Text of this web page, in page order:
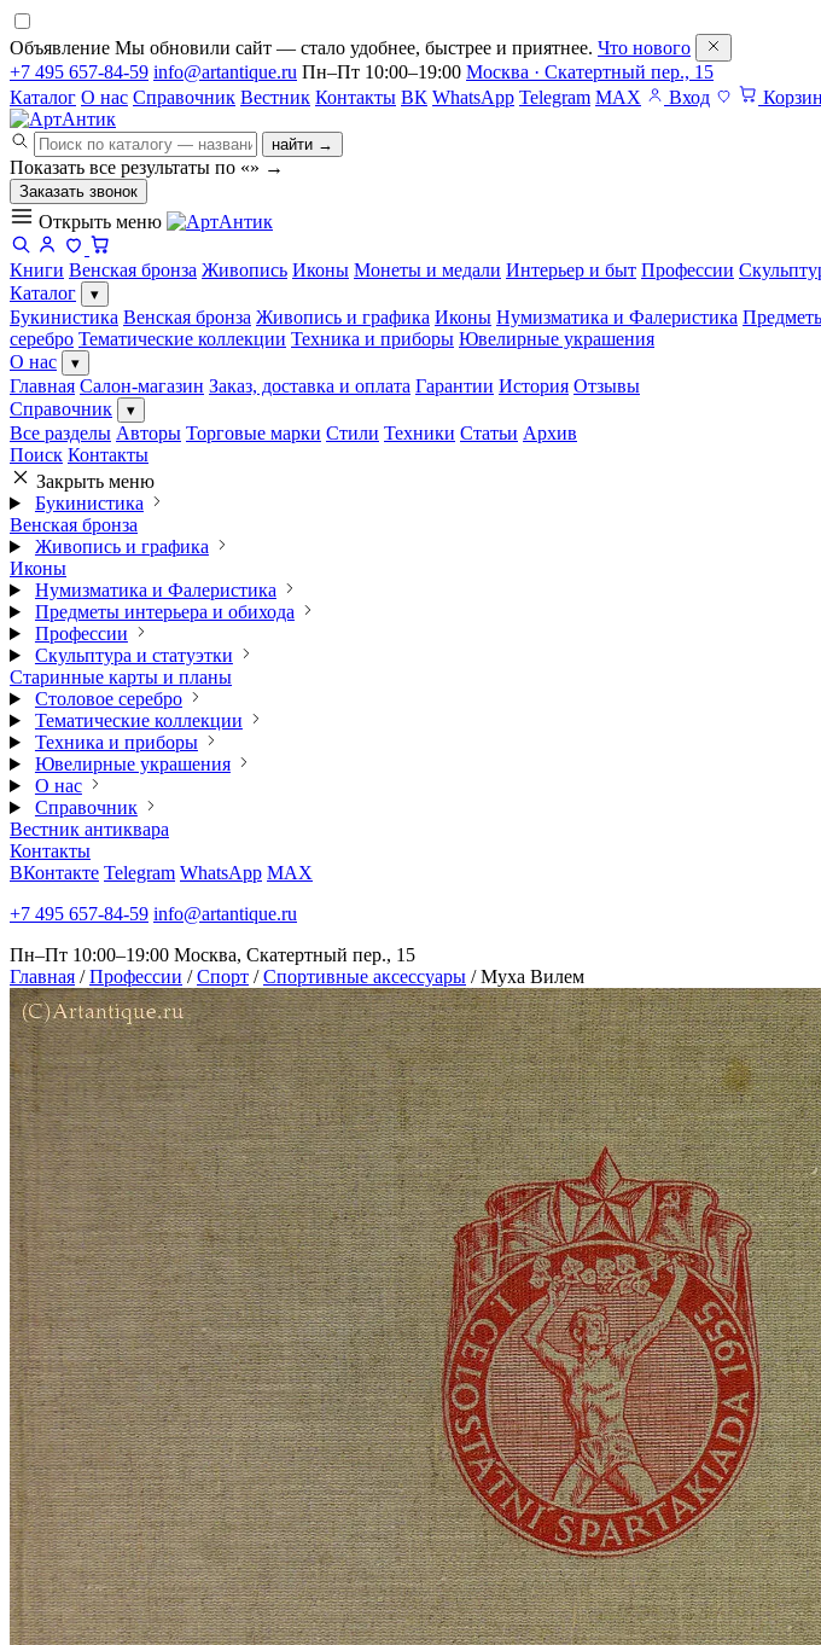
Объявление Мы обновили сайт — стало удобнее, быстрее и приятнее. Что нового
+7 495 657-84-59 info@artantique.ru Пн–Пт 10:00–19:00 Москва · Скатертный пер., 15
Каталог О нас Справочник Вестник Контакты ВК WhatsApp Telegram MAX Вход
найти →
Показать все результаты по «» →
Заказать звонок
Открыть меню
Книги Венская бронза Живопись Иконы Монеты и медали Интерьер и быт Профессии
Каталог
▾
Букинистика Венская бронза Живопись и графика Иконы Нумизматика и Фалеристика
серебро Тематические коллекции Техника и приборы Ювелирные украшения
О нас
▾
Главная Салон-магазин Заказ, доставка и оплата Гарантии История Отзывы
Справочник
▾
Все разделы Авторы Торговые марки Стили Техники Статьи Архив
Поиск Контакты
Закрыть меню
Букинистика
Венская бронза
Живопись и графика
Иконы
Нумизматика и Фалеристика
Предметы интерьера и обихода
Профессии
Скульптура и статуэтки
Старинные карты и планы
Столовое серебро
Тематические коллекции
Техника и приборы
Ювелирные украшения
О нас
Справочник
Вестник антиквара
Контакты
ВКонтакте Telegram WhatsApp MAX
+7 495 657-84-59 info@artantique.ru
Пн–Пт 10:00–19:00 Москва, Скатертный пер., 15
Главная / Профессии / Спорт / Спортивные аксессуары / Муха Вилем